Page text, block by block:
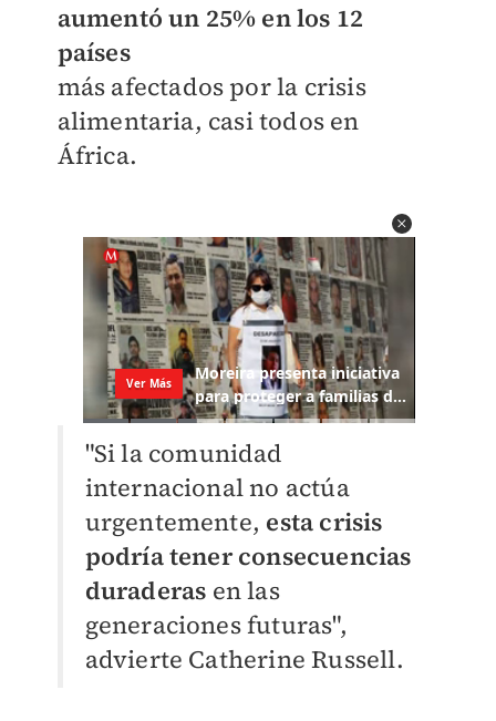
aumentó un 25% en los 12
países
más afectados por la crisis
alimentaria, casi todos en
África.
"Si la comunidad
internacional no actúa
urgentemente, esta crisis
podría tener consecuencias
duraderas en las
generaciones futuras",
advierte Catherine Russell.